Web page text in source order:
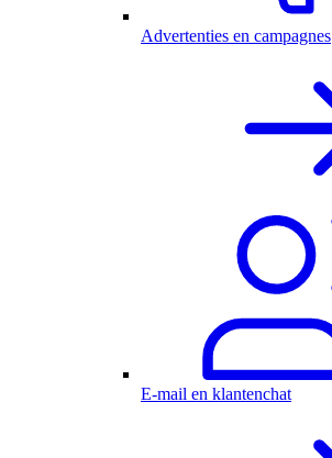
Advertenties en campagnes
E-mail en klantenchat